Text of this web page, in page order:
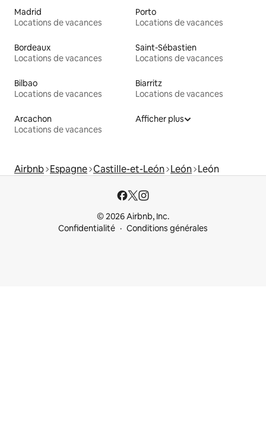
Madrid
Locations de vacances
Porto
Locations de vacances
Bordeaux
Locations de vacances
Saint-Sébastien
Locations de vacances
Bilbao
Locations de vacances
Biarritz
Locations de vacances
Arcachon
Locations de vacances
Afficher plus
Airbnb Espagne Castille-et-León León León
© 2026 Airbnb, Inc.
Confidentialité
Conditions générales